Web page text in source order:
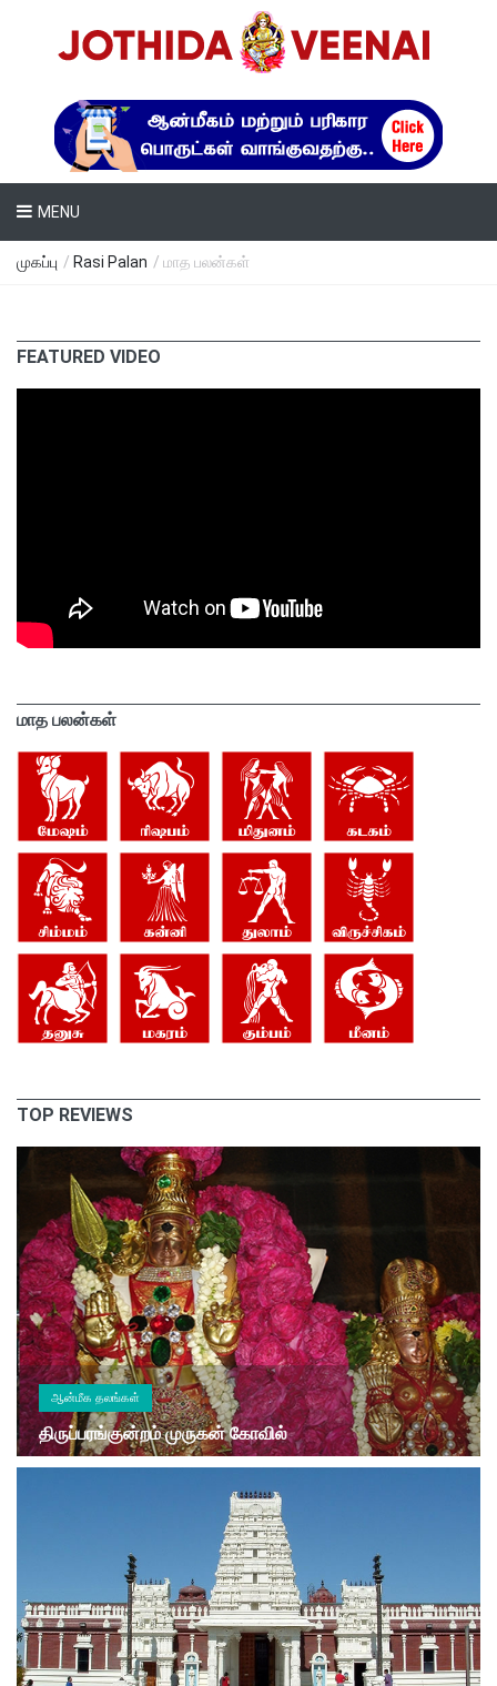
MENU
முகப்பு / Rasi Palan / மாத பலன்கள்
FEATURED VIDEO
மாத பலன்கள்
TOP REVIEWS
ஆன்மீக தலங்கள்
திருப்பரங்குன்றம் முருகன் கோவில்